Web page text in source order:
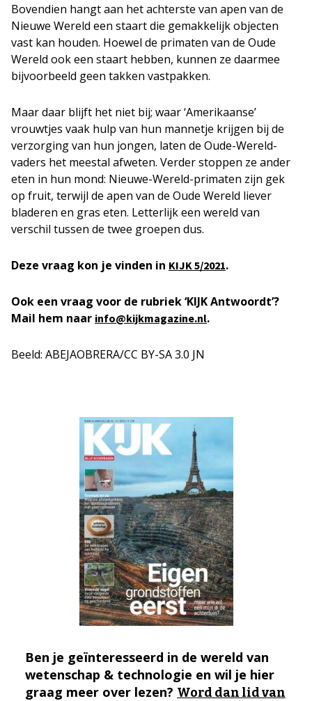
Bovendien hangt aan het achterste van apen van de
Nieuwe Wereld een staart die gemakkelijk objecten
vast kan houden. Hoewel de primaten van de Oude
Wereld ook een staart hebben, kunnen ze daarmee
bijvoorbeeld geen takken vastpakken.
Maar daar blijft het niet bij; waar ‘Amerikaanse’
vrouwtjes vaak hulp van hun mannetje krijgen bij de
verzorging van hun jongen, laten de Oude-Wereld-
vaders het meestal afweten. Verder stoppen ze ander
eten in hun mond: Nieuwe-Wereld-primaten zijn gek
op fruit, terwijl de apen van de Oude Wereld liever
bladeren en gras eten. Letterlijk een wereld van
verschil tussen de twee groepen dus.
Deze vraag kon je vinden in KIJK 5/2021.
Ook een vraag voor de rubriek ‘KIJK Antwoordt’?
Mail hem naar info@kijkmagazine.nl.
Beeld: ABEJAOBRERA/CC BY-SA 3.0 JN
Ben je geïnteresseerd in de wereld van
wetenschap & technologie en wil je hier
graag meer over lezen? Word dan lid van